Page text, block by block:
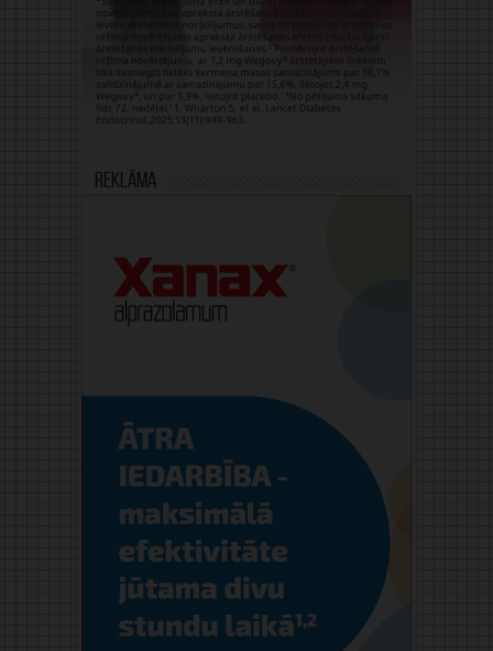
Reklāma